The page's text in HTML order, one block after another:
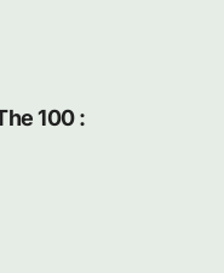
100 :